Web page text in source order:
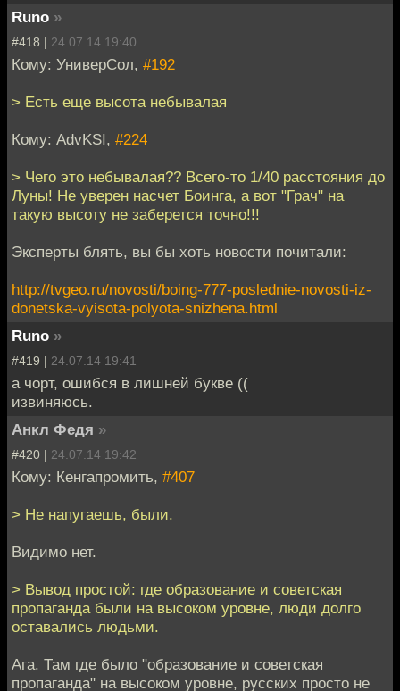
Runo »
#418 | 24.07.14 19:40
Кому: УниверСол, #192
> Есть еще высота небывалая
Кому: AdvKSI, #224
> Чего это небывалая?? Всего-то 1/40 расстояния до
Луны! Не уверен насчет Боинга, а вот "Грач" на
такую высоту не заберется точно!!!
Эксперты блять, вы бы хоть новости почитали:
http://tvgeo.ru/novosti/boing-777-poslednie-novosti-iz-
donetska-vyisota-polyota-snizhena.html
Runo »
#419 | 24.07.14 19:41
а чорт, ошибся в лишней букве ((
извиняюсь.
Анкл Федя »
#420 | 24.07.14 19:42
Кому: Кенгапромить, #407
> Не напугаешь, были.
Видимо нет.
> Вывод простой: где образование и советская
пропаганда были на высоком уровне, люди долго
оставались людьми.
Ага. Там где было "образование и советская
пропаганда" на высоком уровне, русских просто не